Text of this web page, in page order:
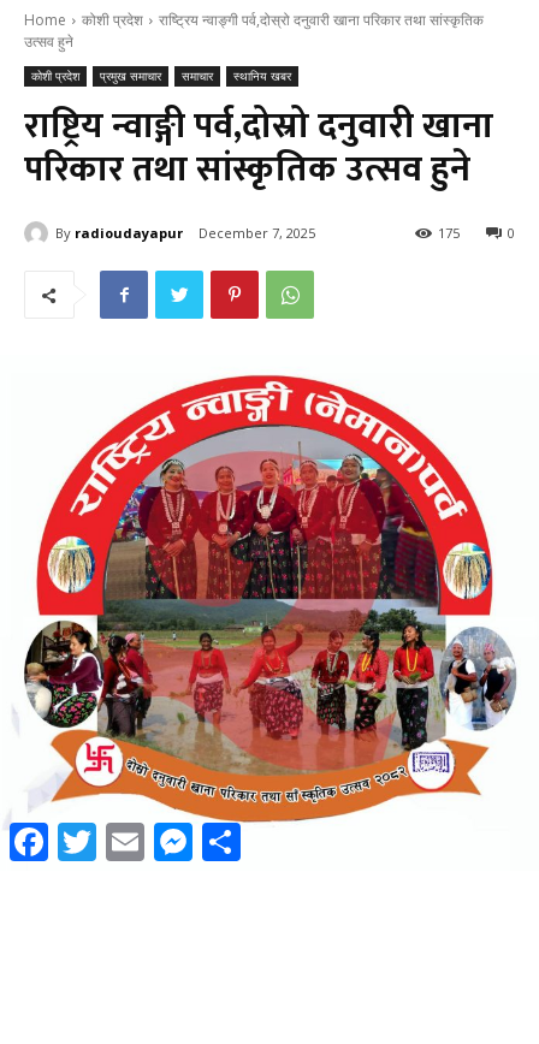
FacebookTwitter Email Messenger